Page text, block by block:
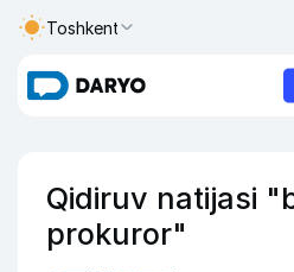
Toshkent
Qidiruv natijasi
prokuror"